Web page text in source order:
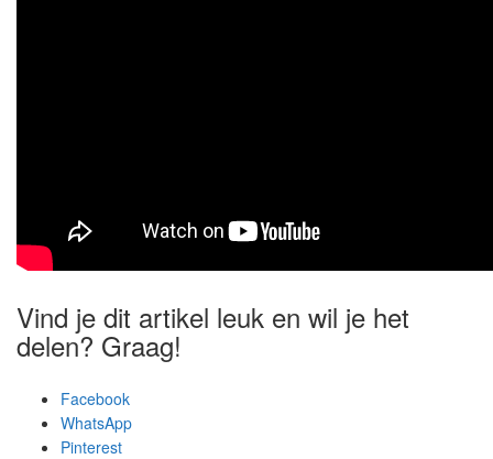
Vind je dit artikel leuk en wil je het
delen? Graag!
Facebook
WhatsApp
Pinterest